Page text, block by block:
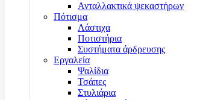
Ανταλλακτικά ψεκαστήρων
Πότισμα
Λάστιχα
Ποτιστήρια
Συστήματα άρδρευσης
Εργαλεία
Ψαλίδια
Τσάπες
Στυλιάρια